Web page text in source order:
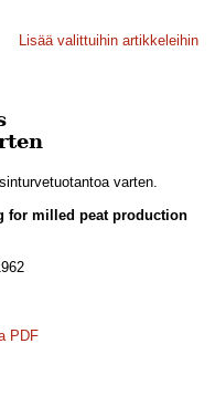
Lisää valittuihin artikkeleihin
varten.
for milled peat production
PDF